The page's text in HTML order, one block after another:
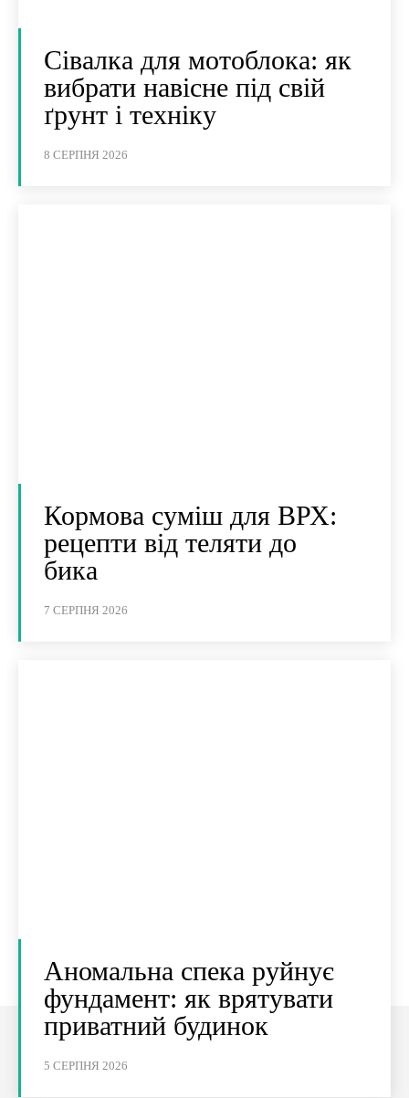
Сівалка для мотоблока: як
вибрати навісне під свій
ґрунт і техніку
8 СЕРПНЯ 2026
Кормова суміш для ВРХ:
рецепти від теляти до
бика
7 СЕРПНЯ 2026
Аномальна спека руйнує
фундамент: як врятувати
приватний будинок
5 СЕРПНЯ 2026